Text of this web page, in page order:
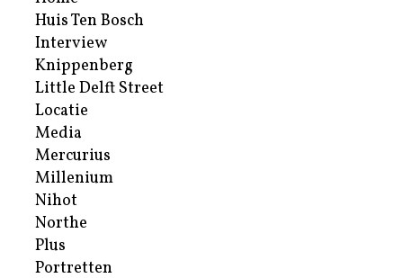
Huis Ten Bosch
Interview
Knippenberg
Little Delft Street
Locatie
Media
Mercurius
Millenium
Nihot
Northe
Plus
Portretten